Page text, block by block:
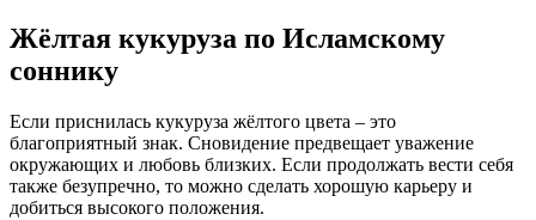
Жёлтая кукуруза по Исламскому
соннику
Если приснилась кукуруза жёлтого цвета – это
благоприятный знак. Сновидение предвещает уважение
окружающих и любовь близких. Если продолжать вести себя
также безупречно, то можно сделать хорошую карьеру и
добиться высокого положения.